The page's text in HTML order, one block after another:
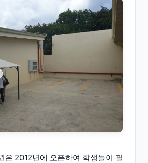
은 2012년에 오픈하여 학생들이 필